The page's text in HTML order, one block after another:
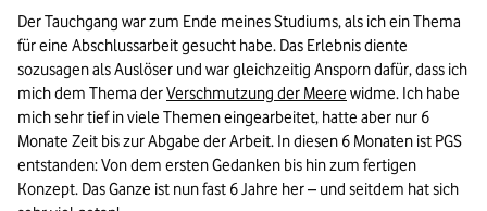
Der Tauchgang war zum Ende meines Studiums, als ich ein Thema
für eine Abschlussarbeit gesucht habe. Das Erlebnis diente
sozusagen als Auslöser und war gleichzeitig Ansporn dafür, dass ich
mich dem Thema der Verschmutzung der Meere widme. Ich habe
mich sehr tief in viele Themen eingearbeitet, hatte aber nur 6
Monate Zeit bis zur Abgabe der Arbeit. In diesen 6 Monaten ist PGS
entstanden: Von dem ersten Gedanken bis hin zum fertigen
Konzept. Das Ganze ist nun fast 6 Jahre her – und seitdem hat sich